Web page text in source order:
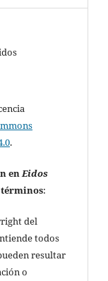
.
enEidos
términos:
del
todos
resultar
o